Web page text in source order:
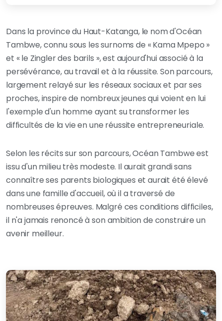
Dans la province du Haut-Katanga, le nom d'Océan
Tambwe, connu sous les surnoms de « Kama Mpepo »
et « le Zingler des barils », est aujourd'hui associé à la
persévérance, au travail et à la réussite. Son parcours,
largement relayé sur les réseaux sociaux et par ses
proches, inspire de nombreux jeunes qui voient en lui
l'exemple d'un homme ayant su transformer les
difficultés de la vie en une réussite entrepreneuriale.
Selon les récits sur son parcours, Océan Tambwe est
issu d'un milieu très modeste. Il aurait grandi sans
connaître ses parents biologiques et aurait été élevé
dans une famille d'accueil, où il a traversé de
nombreuses épreuves. Malgré ces conditions difficiles,
il n'a jamais renoncé à son ambition de construire un
avenir meilleur.